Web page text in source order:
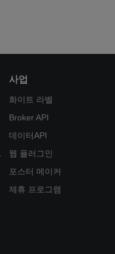
사업
화이트 라벨
Broker API
데이터API
웹 플러그인
포스터 메이커
제휴 프로그램